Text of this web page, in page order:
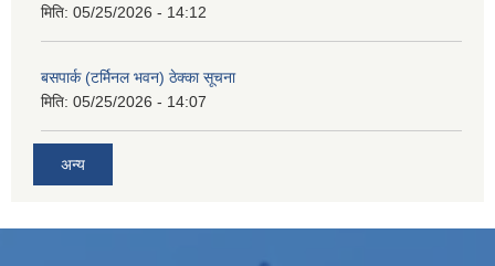
मिति: 05/25/2026 - 14:12
बसपार्क (टर्मिनल भवन) ठेक्का सूचना
मिति: 05/25/2026 - 14:07
अन्य